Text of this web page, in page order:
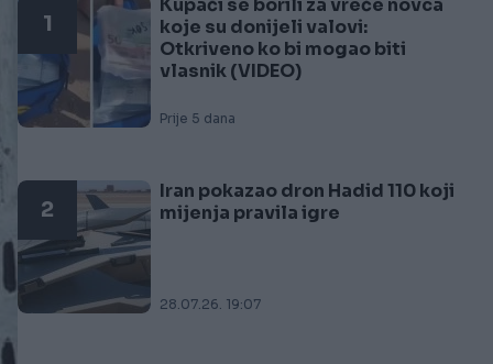
1
Kupači se borili za vreće novca
koje su donijeli valovi:
Otkriveno ko bi mogao biti
vlasnik (VIDEO)
Prije 5 dana
2
Iran pokazao dron Hadid 110 koji
mijenja pravila igre
28.07.26. 19:07